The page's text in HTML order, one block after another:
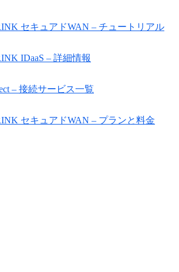
セキュアドWAN – チュートリアル
IDaaS – 詳細情報
– 接続サービス一覧
セキュアドWAN – プランと料金